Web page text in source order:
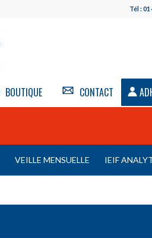
Tél :
BOUTIQUE CONTACT
VEILLE MENSUELLE IEIF